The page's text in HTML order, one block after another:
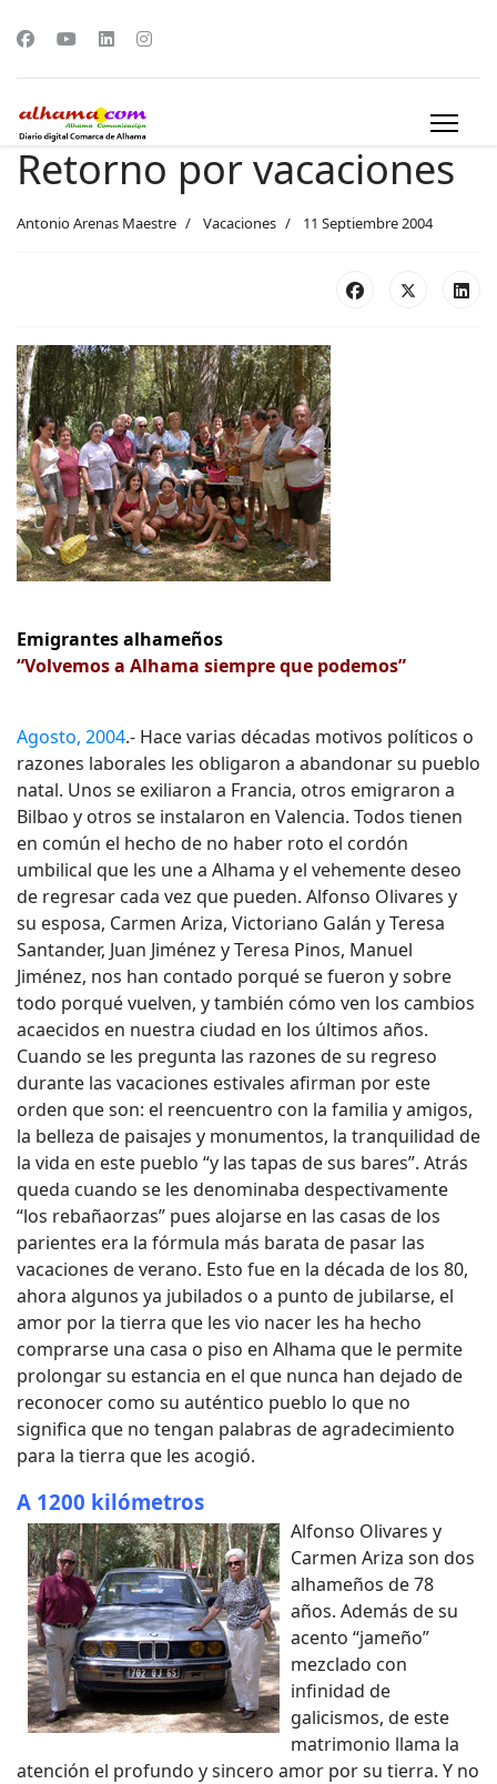
Retorno por vacaciones
Antonio Arenas Maestre Vacaciones 11 Septiembre 2004
Emigrantes alhameños
“Volvemos a Alhama siempre que podemos”
Agosto, 2004.- Hace varias décadas motivos políticos o
razones laborales les obligaron a abandonar su pueblo
natal. Unos se exiliaron a Francia, otros emigraron a
Bilbao y otros se instalaron en Valencia. Todos tienen
en común el hecho de no haber roto el cordón
umbilical que les une a Alhama y el vehemente deseo
de regresar cada vez que pueden. Alfonso Olivares y
su esposa, Carmen Ariza, Victoriano Galán y Teresa
Santander, Juan Jiménez y Teresa Pinos, Manuel
Jiménez, nos han contado porqué se fueron y sobre
todo porqué vuelven, y también cómo ven los cambios
acaecidos en nuestra ciudad en los últimos años.
Cuando se les pregunta las razones de su regreso
durante las vacaciones estivales afirman por este
orden que son: el reencuentro con la familia y amigos,
la belleza de paisajes y monumentos, la tranquilidad de
la vida en este pueblo “y las tapas de sus bares”. Atrás
queda cuando se les denominaba despectivamente
“los rebañaorzas” pues alojarse en las casas de los
parientes era la fórmula más barata de pasar las
vacaciones de verano. Esto fue en la década de los 80,
ahora algunos ya jubilados o a punto de jubilarse, el
amor por la tierra que les vio nacer les ha hecho
comprarse una casa o piso en Alhama que le permite
prolongar su estancia en el que nunca han dejado de
reconocer como su auténtico pueblo lo que no
significa que no tengan palabras de agradecimiento
para la tierra que les acogió.
A 1200 kilómetros
Alfonso Olivares y
Carmen Ariza son dos
alhameños de 78
años. Además de su
acento “jameño”
mezclado con
infinidad de
galicismos, de este
matrimonio llama la
atención el profundo y sincero amor por su tierra. Y no